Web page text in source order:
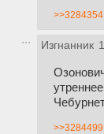
>>3284354
Изгнанник
>>3284499